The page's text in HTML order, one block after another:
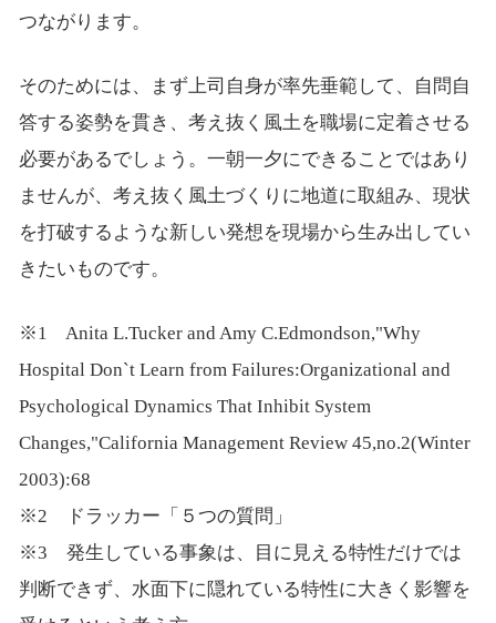
つながります。
そのためには、まず上司自身が率先垂範して、自問自
答する姿勢を貫き、考え抜く風土を職場に定着させる
必要があるでしょう。一朝一夕にできることではあり
ませんが、考え抜く風土づくりに地道に取組み、現状
を打破するような新しい発想を現場から生み出してい
きたいものです。
※1 Anita L.Tucker and Amy C.Edmondson,"Why
Hospital Don`t Learn from Failures:Organizational and
Psychological Dynamics That Inhibit System
Changes,"California Management Review 45,no.2(Winter
2003):68
※2 ドラッカー「５つの質問」
※3 発生している事象は、目に見える特性だけでは
判断できず、水面下に隠れている特性に大きく影響を